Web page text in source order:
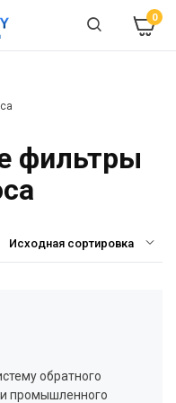
0
фильтры
обратного
промышленного